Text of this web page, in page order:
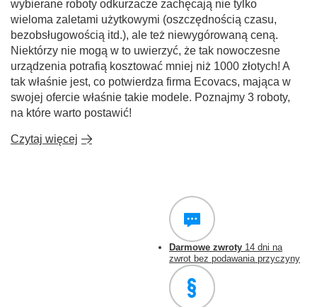
wybierane roboty odkurzacze zachęcają nie tylko
wieloma zaletami użytkowymi (oszczędnością czasu,
bezobsługowością itd.), ale też niewygórowaną ceną.
Niektórzy nie mogą w to uwierzyć, że tak nowoczesne
urządzenia potrafią kosztować mniej niż 1000 złotych! A
tak właśnie jest, co potwierdza firma Ecovacs, mająca w
swojej ofercie właśnie takie modele. Poznajmy 3 roboty,
na które warto postawić!
Czytaj więcej
Darmowe zwroty 14 dni na
zwrot bez podawania przyczyny